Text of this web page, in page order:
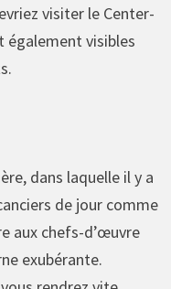
visiter le Center-
également visibles
dans laquelle il y a
de jour comme
aux chefs-d’œuvre
exubérante.